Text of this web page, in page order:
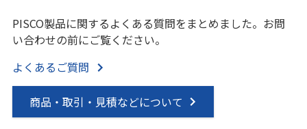
PISCO製品に関するよくある質問をまとめました。お問
い合わせの前にご覧ください。
よくあるご質問
商品・取引・見積などについて